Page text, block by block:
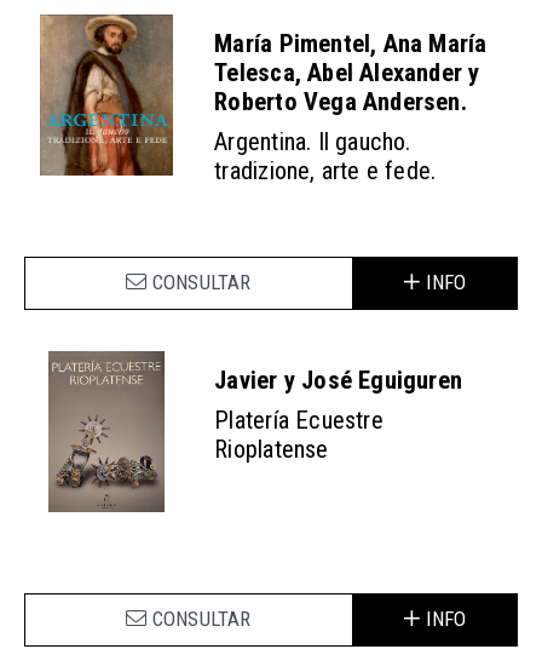
María Pimentel, Ana María
Telesca, Abel Alexander y
Roberto Vega Andersen.
Argentina. Il gaucho.
tradizione, arte e fede.
CONSULTAR INFO
Javier y José Eguiguren
Platería Ecuestre
Rioplatense
CONSULTAR INFO